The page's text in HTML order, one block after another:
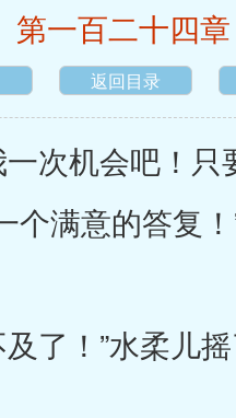
第一百二十四
返回目录
机会吧！只
满意的答复！
！”水柔儿摇